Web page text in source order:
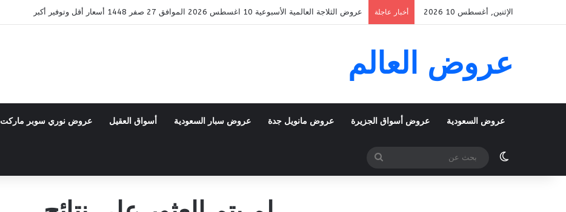
الإثنين, أغسطس 10 2026 أخبار عاجلة عروض الثلاجة العالمية الأسبوعية 10 اغسطس 2026 الموافق 27 صفر 1448 أسعار أقل وتوفير أكبر
عروض العالم
عروض السعودية عروض أسواق الجزيرة عروض مانويل جدة عروض سبار السعودية أسواق العقيل عروض نوري سوبر ماركت
الوضع المظلم
بحث
عن